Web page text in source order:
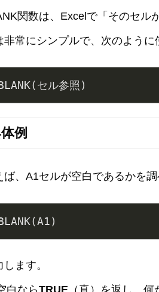
関数は、Excelで「そのセル
非常にシンプルで、次のように
セル参照)
例
ば、A1セルが空白であるかを調
します。
白ならTRUE （真）を返し、